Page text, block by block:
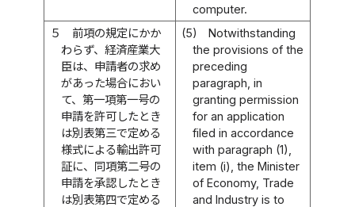
computer.
５
前項の規定にかか
わらず、経済産業大
臣は、申請者の求め
があった場合におい
て、第一項第一号の
申請を許可したとき
は別表第三で定める
様式による輸出許可
証に、同項第二号の
申請を承認したとき
は別表第四で定める
(5)
Notwithstanding
the provisions of the
preceding
paragraph, in
granting permission
for an application
filed in accordance
with paragraph (1),
item (i), the Minister
of Economy, Trade
and Industry is to